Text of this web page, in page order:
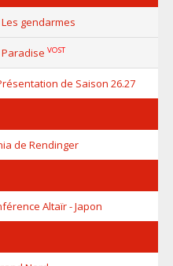
Les gendarmes
Paradise VOST
de Saison 26.27
de Rendinger
Altaïr - Japon